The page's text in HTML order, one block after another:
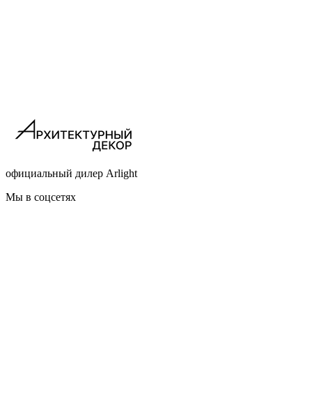
официальный дилер Arlight
Мы в соцсетях